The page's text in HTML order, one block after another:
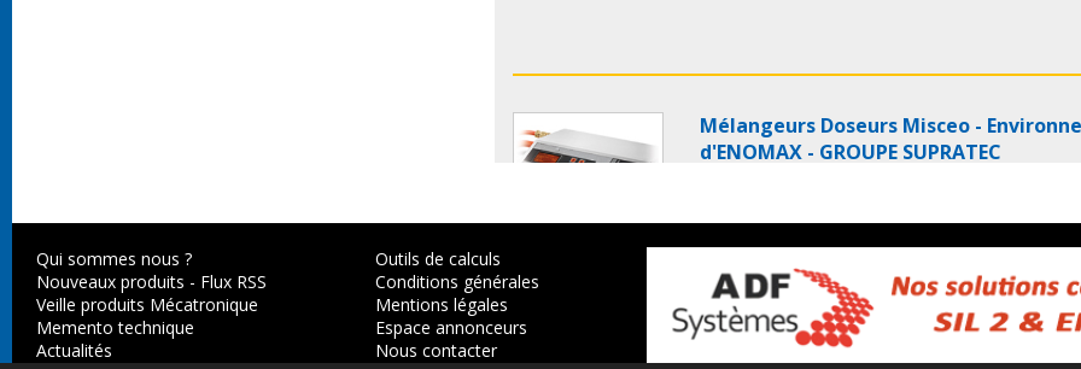
Mélangeurs Doseurs Misceo -
d'ENOMAX - GROUPE SUPRATEC
remplissage et le mélange de vos bacs à
opérations d’usinage. Un flotteur
niveau de remplissage, qui supprime les
Qui sommes nous ?
Nouveaux produits - Flux RSS
Veille produits Mécatronique
Memento technique
Actualités
Outils de calculs
Conditions générales
Mentions légales
Espace annonceurs
Nous contacter